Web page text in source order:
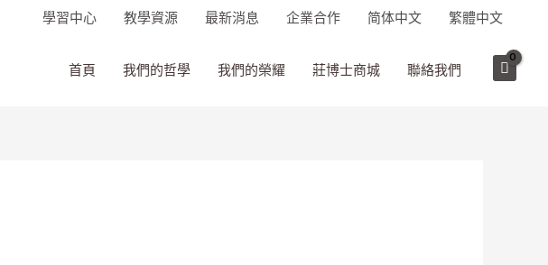
學習中心 教學資源 最新消息 企業合作 简体中文 繁體中文
首頁 我們的哲學 我們的榮耀 莊博士商城 聯絡我們